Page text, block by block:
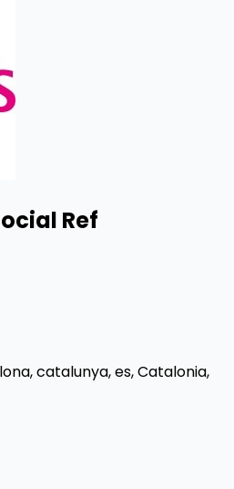
Ref
catalunya, es, Catalonia,